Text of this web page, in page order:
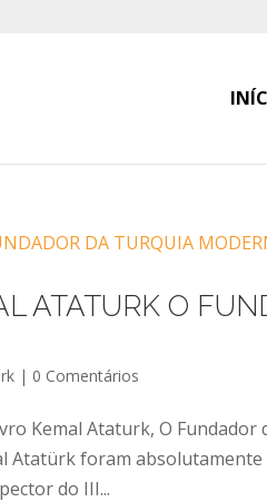
ATATURK O
| 0 Comentários
Kemal Ataturk, O Fundador
Atatürk foram absolutamente
do III...